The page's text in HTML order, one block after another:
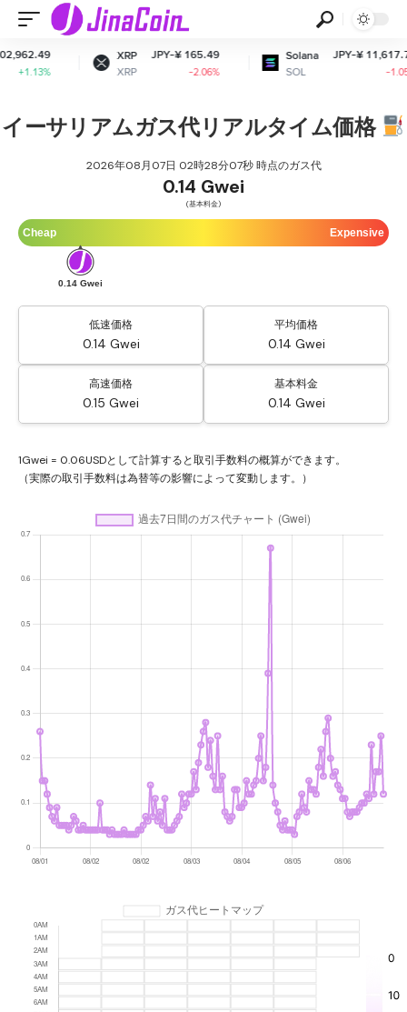
JPY-¥ 165.49
-2.06%
JPY-¥ 11,617.72
イーサリアムガス代リアルタイム価格
2026年08月07日 02時28分07秒 時点のガス代
0.14 Gwei
(基本料金)
Cheap Expensive
0.14 Gwei
低速価格
0.14 Gwei
平均価格
0.14 Gwei
高速価格
0.15 Gwei
基本料金
0.14 Gwei
1Gwei = 0.06USDとして計算すると取引手数料の概算ができます。
（実際の取引手数料は為替等の影響によって変動します。）